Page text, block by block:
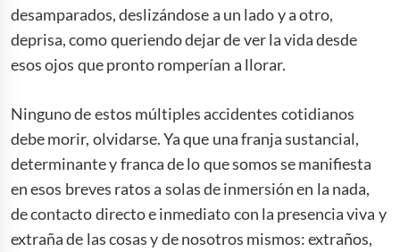
desamparados, deslizándose a un lado y a otro,
deprisa, como queriendo dejar de ver la vida desde
esos ojos que pronto romperían a llorar.
Ninguno de estos múltiples accidentes cotidianos
debe morir, olvidarse. Ya que una franja sustancial,
determinante y franca de lo que somos se manifiesta
en esos breves ratos a solas de inmersión en la nada,
de contacto directo e inmediato con la presencia viva y
extraña de las cosas y de nosotros mismos: extraños,